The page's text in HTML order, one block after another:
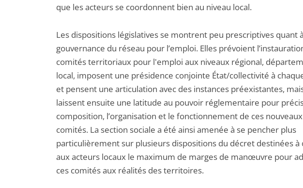
que les acteurs se coordonnent bien au niveau local.
Les dispositions législatives se montrent peu prescriptives quant
gouvernance du réseau pour l’emploi. Elles prévoient
comités territoriaux pour l'emploi aux niveaux régional,
local, imposent une présidence conjointe État/collectivité à
et pensent une articulation avec des instances préexistantes,
laissent ensuite une latitude au pouvoir réglementaire pour
composition, l’organisation et le fonctionnement de ces nouveaux
comités. La section sociale a été ainsi amenée à se pencher plus
particulièrement sur plusieurs dispositions du décret destinées
aux acteurs locaux le maximum de marges de manœuvre pour
ces comités aux réalités des territoires.